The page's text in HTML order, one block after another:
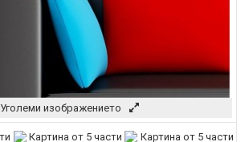
Уголеми изображението